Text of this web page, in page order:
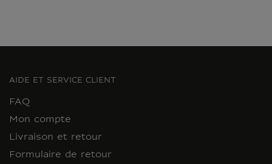
AIDE ET SERVICE CLIENT
FAQ
Mon compte
Livraison et retour
Formulaire de retour